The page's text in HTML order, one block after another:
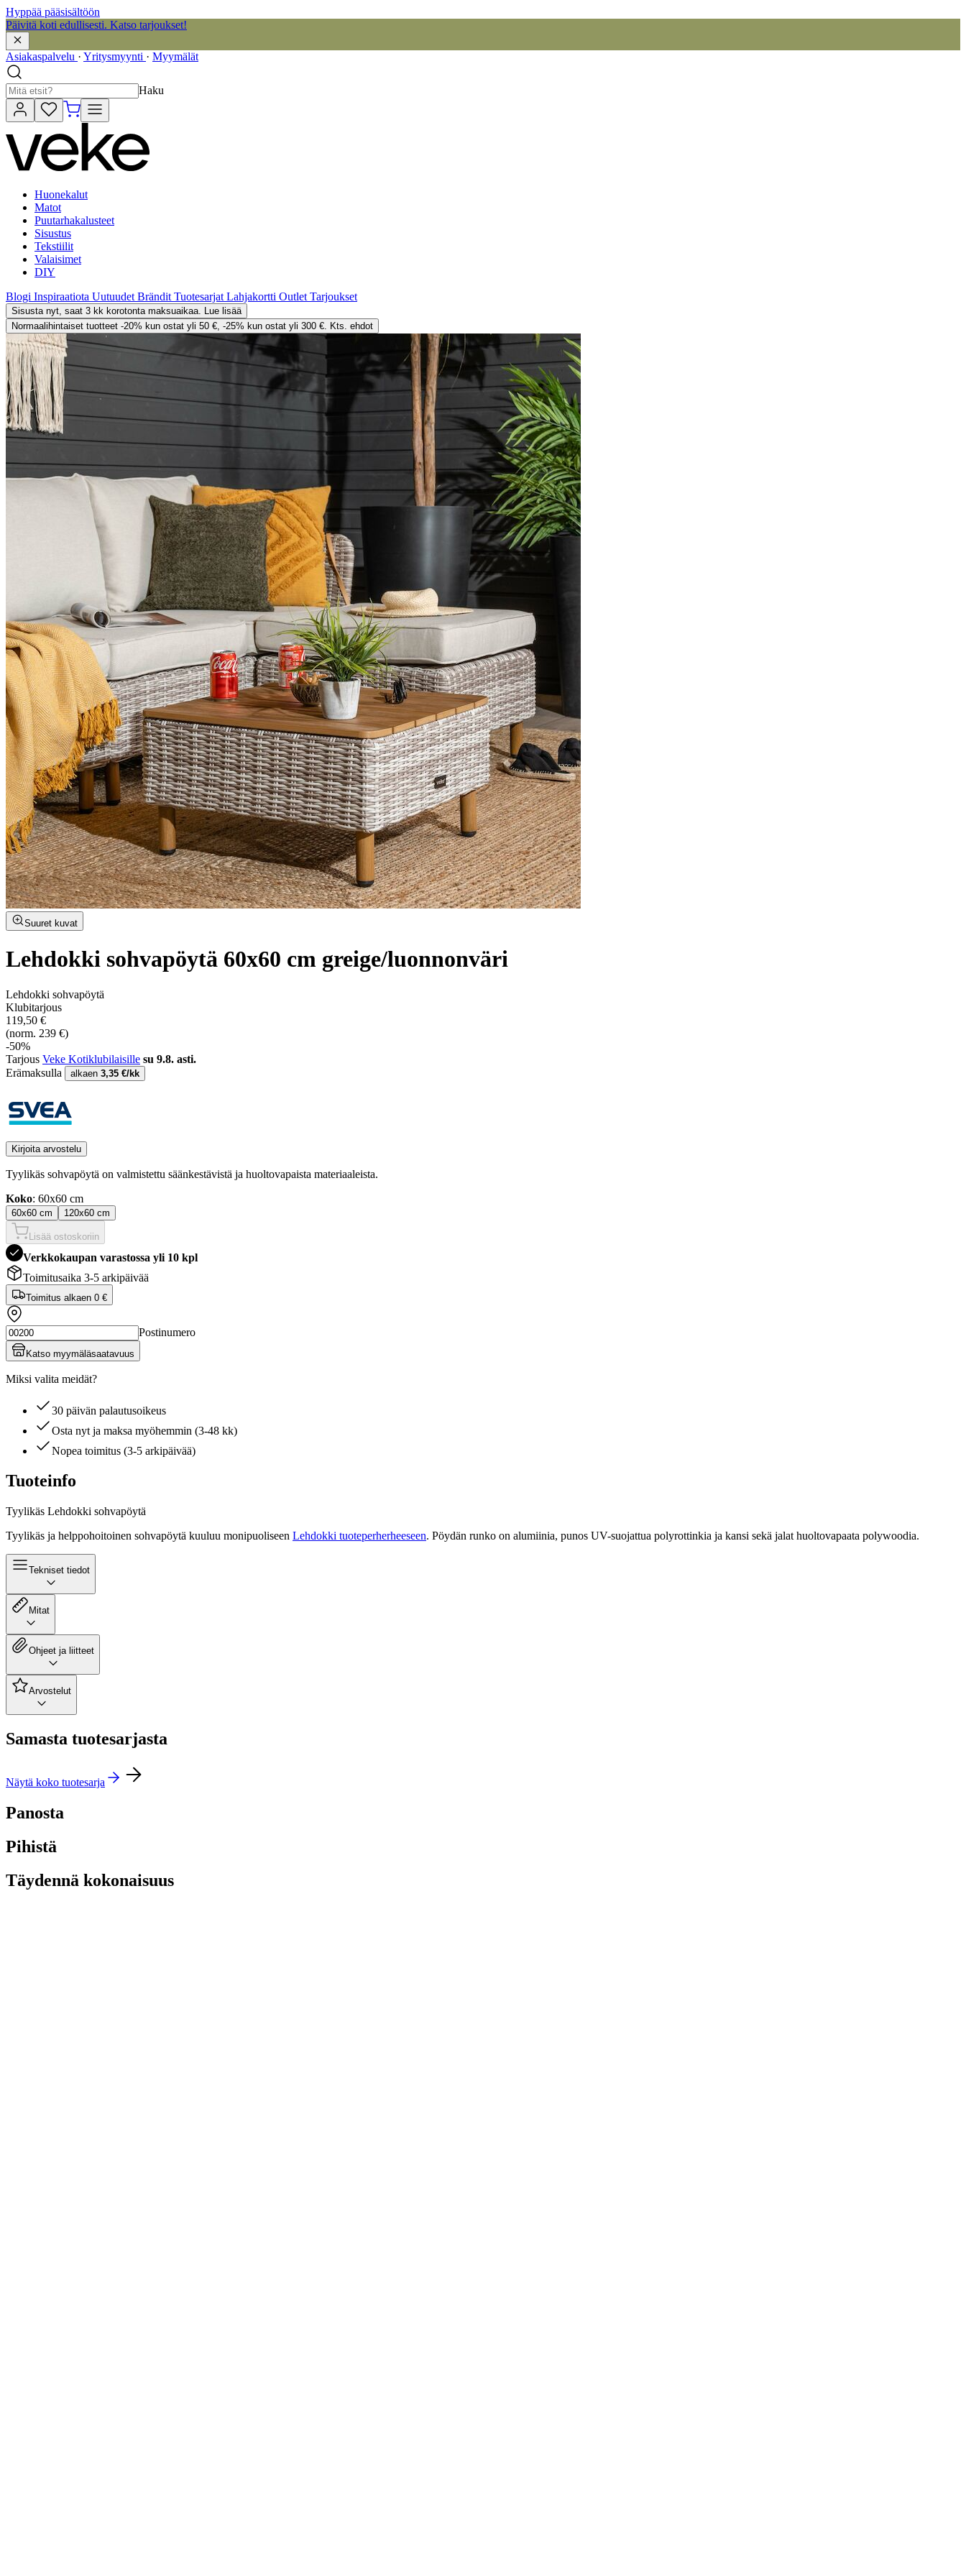
Hyppää pääsisältöön
Päivitä koti edullisesti. Katso tarjoukset!
Asiakaspalvelu · Yritysmyynti · Myymälät
Haku
Huonekalut
Matot
Puutarhakalusteet
Sisustus
Tekstiilit
Valaisimet
DIY
Blogi Inspiraatiota Uutuudet Brändit Tuotesarjat Lahjakortti Outlet Tarjoukset
Sisusta nyt, saat 3 kk korotonta maksuaikaa. Lue lisää
Normaalihintaiset tuotteet -20% kun ostat yli 50 €, -25% kun ostat yli 300 €. Kts. ehdot
Suuret kuvat
Lehdokki sohvapöytä 60x60 cm greige/luonnonväri
Lehdokki sohvapöytä
Klubitarjous
119,50 €
(norm. 239 €)
-50%
Tarjous Veke Kotiklubilaisille su 9.8. asti.
Erämaksulla
alkaen 3,35 €/kk
Kirjoita arvostelu
Tyylikäs sohvapöytä on valmistettu säänkestävistä ja huoltovapaista materiaaleista.
Koko: 60x60 cm
60x60 cm 120x60 cm
Lisää ostoskoriin
Verkkokaupan varastossa yli 10 kpl
Toimitusaika 3-5 arkipäivää
Toimitus alkaen 0 €
Postinumero
Katso myymäläsaatavuus
Miksi valita meidät?
30 päivän palautusoikeus
Osta nyt ja maksa myöhemmin (3-48 kk)
Nopea toimitus (3-5 arkipäivää)
Tuoteinfo
Tyylikäs Lehdokki sohvapöytä
Tyylikäs ja helppohoitoinen sohvapöytä kuuluu monipuoliseen Lehdokki tuoteperherheeseen. Pöydän runko on alumiinia, punos UV-suojattua polyrottinkia ja kansi sekä jalat huoltovapaata polywoodia.
Tekniset tiedot
Mitat
Ohjeet ja liitteet
Arvostelut
Samasta tuotesarjasta
Näytä koko tuotesarja
Panosta
Pihistä
Täydennä kokonaisuus